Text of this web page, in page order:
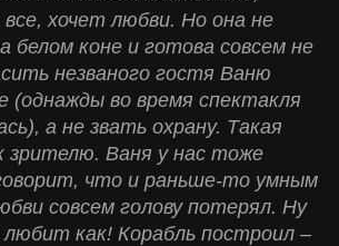
хочет любви. Но она не
белом коне и готова совсем не
незваного гостя Ваню
(однажды во время спектакля
а не звать охрану. Такая
зрителю. Ваня у нас тоже
что и раньше-то умным
совсем голову потерял. Ну
любит как! Корабль построил –